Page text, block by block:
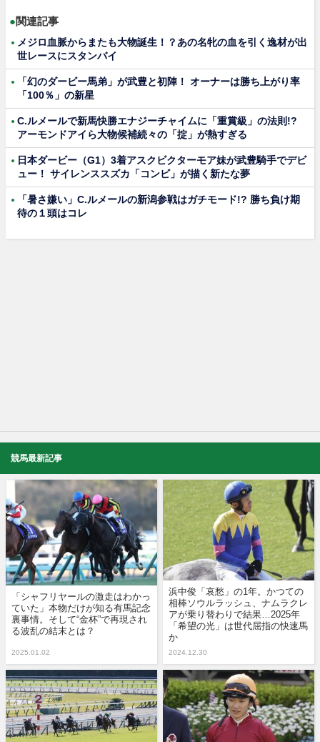
●関連記事
メジロ血脈からまたも大物誕生！？あの名牝の血を引く逸材が出
世レースにスタンバイ
「幻のダービー馬弟」が武豊と初陣！ オーナーは勝ち上がり率
「100％」の新星
C.ルメールで新馬快勝エナジーチャイムに「重賞級」の法則!?
アーモンドアイら大物候補続々の「掟」が熱すぎる
日本ダービー（G1）3着アスクビクターモア妹が武豊騎手でデビ
ュー！ サイレンススズカ「コンビ」が描く新たな夢
「暑さ嫌い」C.ルメールの新潟参戦はガチモード!? 勝ち負け期
待の１頭はコレ
競馬最新記事
「シャフリヤールの激走はわかっ
ていた」本物だけが知る有馬記念
裏事情。そして“金杯”で再現され
る波乱の結末とは？
2025.01.02
浜中俊「哀愁」の1年。かつての
相棒ソウルラッシュ、ナムラクレ
アが乗り替わりで結果…2025年
「希望の光」は世代屈指の快速馬
か
2024.12.30